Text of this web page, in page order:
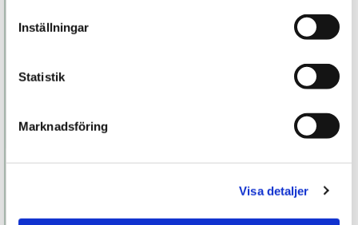
Inställningar
Statistik
Marknadsföring
Visa detaljer
Pivot penisring